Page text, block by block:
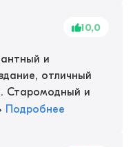
10,0
и
отличный
Старомодный и
Подробнее